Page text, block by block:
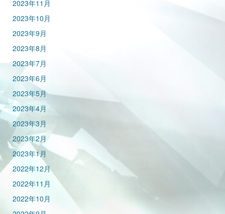
2023年11月
2023年10月
2023年9月
2023年8月
2023年7月
2023年6月
2023年5月
2023年4月
2023年3月
2023年2月
2023年1月
2022年12月
2022年11月
2022年10月